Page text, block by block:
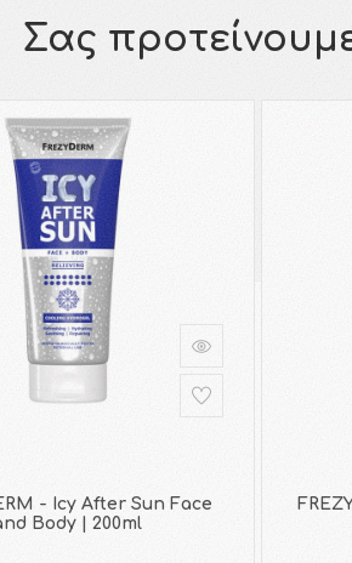
Σας
- Icy After Sun Face
Body | 200ml